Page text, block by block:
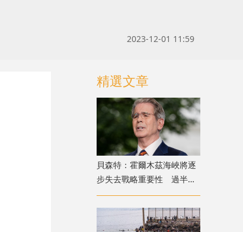
2023-12-01 11:59
精選文章
貝森特：霍爾木茲海峽將逐
步失去戰略重要性 過半能
源將由地下管道輸送